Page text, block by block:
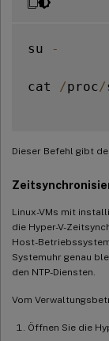
su -
cat /proc/
Dieser Befehl gibt
Linux-VMs mit
die Hyper-V-
Host-
Systemuhr genau
den NTP-Diensten.
Vom
Öffnen Sie die